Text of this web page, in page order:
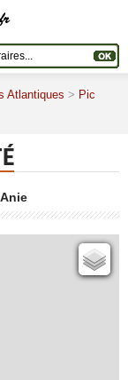
Atlantiques > Pic